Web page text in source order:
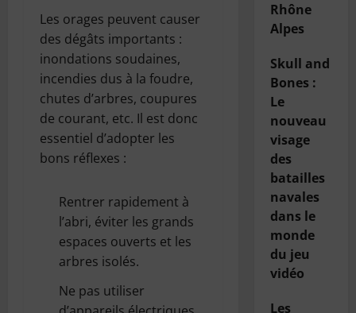
Les orages peuvent causer
des dégâts importants :
inondations soudaines,
incendies dus à la foudre,
chutes d’arbres, coupures
de courant, etc. Il est donc
essentiel d’adopter les
bons réflexes :
Rentrer rapidement à
l’abri, éviter les grands
espaces ouverts et les
arbres isolés.
Ne pas utiliser
Rhône
Alpes
Skull and
Bones :
Le
nouveau
visage
des
batailles
navales
dans le
monde
du jeu
vidéo
Les